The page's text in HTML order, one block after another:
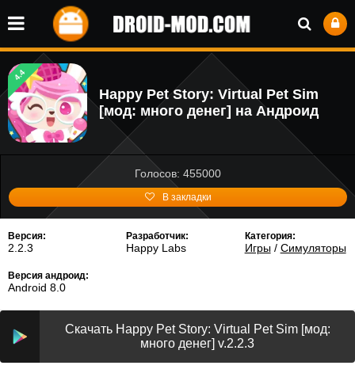
4.4
Happy Pet Story: Virtual Pet Sim
[мод: много денег] на Андроид
Голосов: 455000
В закладки
Версия:
2.2.3
Разработчик:
Happy Labs
Категория:
Игры/ Симуляторы
Версия андроид:
Android 8.0
Скачать Happy Pet Story: Virtual Pet Sim [мод:
много денег] v.2.2.3